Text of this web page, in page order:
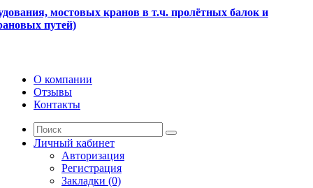
мостовых кранов в т.ч. пролётных балок и
путей)
О компании
Отзывы
Контакты
Личный кабинет
Авторизация
Регистрация
Закладки (0)